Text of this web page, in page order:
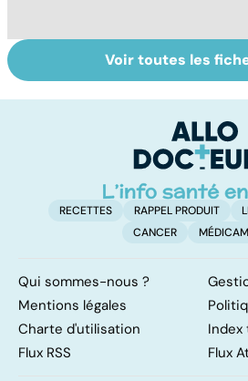
Tout savoir sur
les infections
Voir toutes les
RECETTES RAPPEL PRODUIT
CANCER
Qui sommes-nous ?
Mentions légales
Charte d'utilisation
Index
Flux RSS
Flux